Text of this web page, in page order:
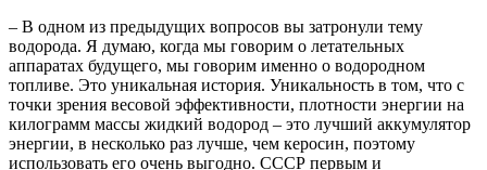
– В одном из предыдущих вопросов вы затронули тему
водорода. Я думаю, когда мы говорим о летательных
аппаратах будущего, мы говорим именно о водородном
топливе. Это уникальная история. Уникальность в том, что с
точки зрения весовой эффективности, плотности энергии на
килограмм массы жидкий водород – это лучший аккумулятор
энергии, в несколько раз лучше, чем керосин, поэтому
использовать его очень выгодно. СССР первым и